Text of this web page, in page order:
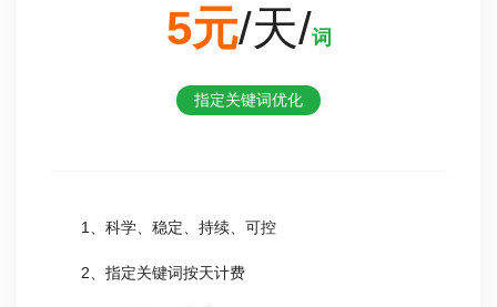
5元/天/词
指定关键词优化
1、科学、稳定、持续、可控
2、指定关键词按天计费